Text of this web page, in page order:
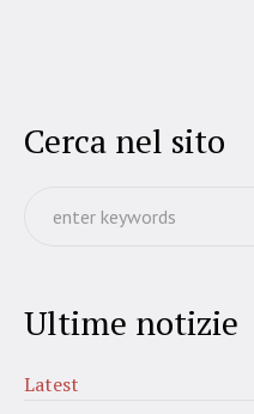
Cerca nel sito
Ultime notizie
Latest